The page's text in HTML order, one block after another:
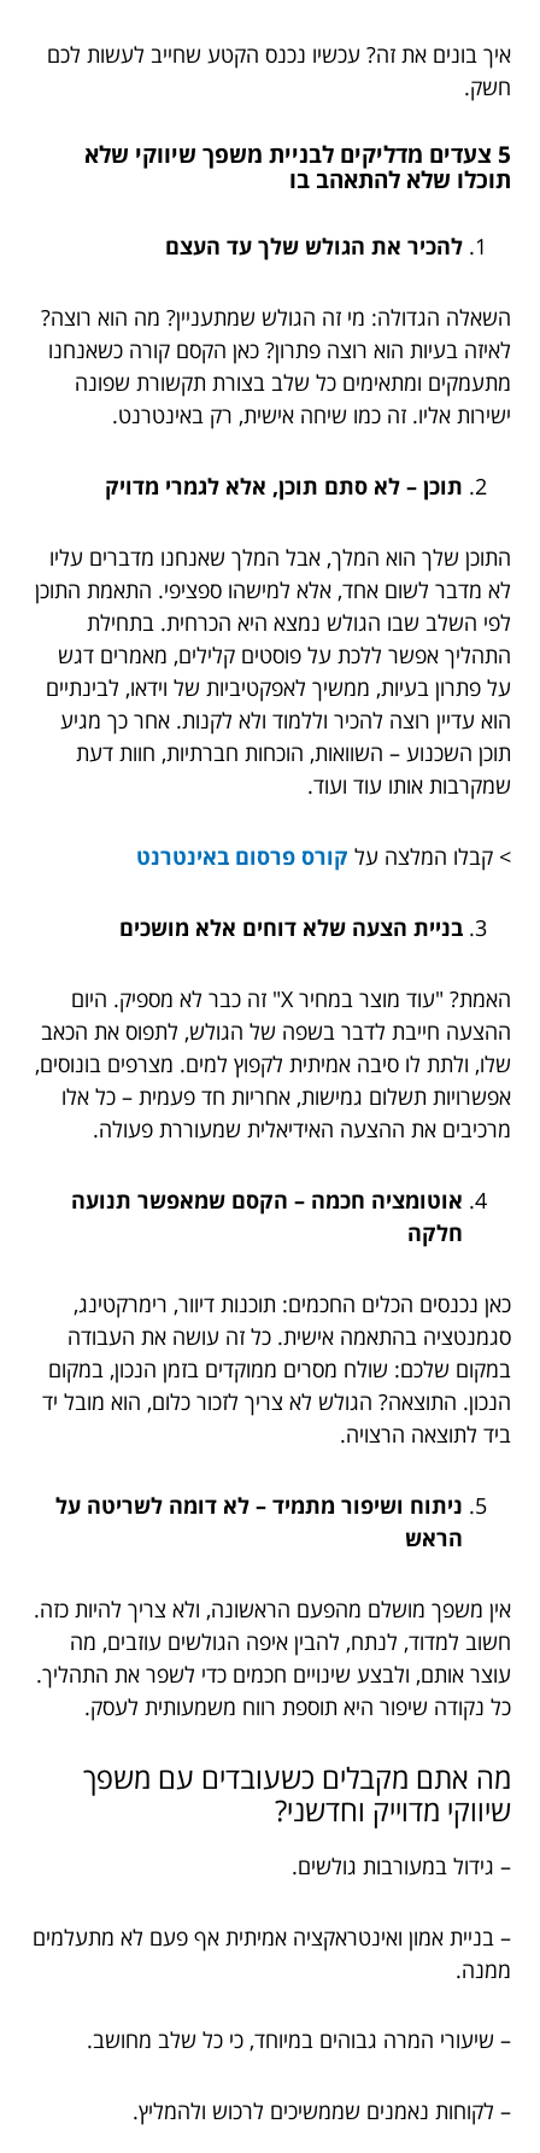
איך בונים את זה? עכשיו נכנס הקטע שחייב לעשות לכם
חשק.
5 צעדים מדליקים לבניית משפך שיווקי שלא
תוכלו שלא להתאהב בו
להכיר את הגולש שלך עד העצם
השאלה הגדולה: מי זה הגולש שמתעניין? מה הוא רוצה?
לאיזה בעיות הוא רוצה פתרון? כאן הקסם קורה כשאנחנו
מתעמקים ומתאימים כל שלב בצורת תקשורת שפונה
ישירות אליו. זה כמו שיחה אישית, רק באינטרנט.
תוכן – לא סתם תוכן, אלא לגמרי מדויק
התוכן שלך הוא המלך, אבל המלך שאנחנו מדברים עליו
לא מדבר לשום אחד, אלא למישהו ספציפי. התאמת התוכן
לפי השלב שבו הגולש נמצא היא הכרחית. בתחילת
התהליך אפשר ללכת על פוסטים קלילים, מאמרים דגש
על פתרון בעיות, ממשיך לאפקטיביות של וידאו, לבינתיים
הוא עדיין רוצה להכיר וללמוד ולא לקנות. אחר כך מגיע
תוכן השכנוע – השוואות, הוכחות חברתיות, חוות דעת
שמקרבות אותו עוד ועוד.
> קבלו המלצה על קורס פרסום באינטרנט
בניית הצעה שלא דוחים אלא מושכים
האמת? "עוד מוצר במחיר X" זה כבר לא מספיק. היום
ההצעה חייבת לדבר בשפה של הגולש, לתפוס את הכאב
שלו, ולתת לו סיבה אמיתית לקפוץ למים. מצרפים בונוסים,
אפשרויות תשלום גמישות, אחריות חד פעמית – כל אלו
מרכיבים את ההצעה האידיאלית שמעוררת פעולה.
אוטומציה חכמה – הקסם שמאפשר תנועה
חלקה
כאן נכנסים הכלים החכמים: תוכנות דיוור, רימרקטינג,
סגמנטציה בהתאמה אישית. כל זה עושה את העבודה
במקום שלכם: שולח מסרים ממוקדים בזמן הנכון, במקום
הנכון. התוצאה? הגולש לא צריך לזכור כלום, הוא מובל יד
ביד לתוצאה הרצויה.
ניתוח ושיפור מתמיד – לא דומה לשריטה על
הראש
אין משפך מושלם מהפעם הראשונה, ולא צריך להיות כזה.
חשוב למדוד, לנתח, להבין איפה הגולשים עוזבים, מה
עוצר אותם, ולבצע שינויים חכמים כדי לשפר את התהליך.
כל נקודה שיפור היא תוספת רווח משמעותית לעסק.
מה אתם מקבלים כשעובדים עם משפך
שיווקי מדוייק וחדשני?
– גידול במעורבות גולשים.
– בניית אמון ואינטראקציה אמיתית אף פעם לא מתעלמים
ממנה.
– שיעורי המרה גבוהים במיוחד, כי כל שלב מחושב.
– לקוחות נאמנים שממשיכים לרכוש ולהמליץ.